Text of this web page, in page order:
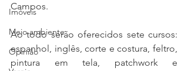
Imóveis
Meio ambiente
Opinião
Campos.
Ao todo serão oferecidos sete cursos:
espanhol, inglês, corte e costura, feltro,
pintura em tela, patchwork e